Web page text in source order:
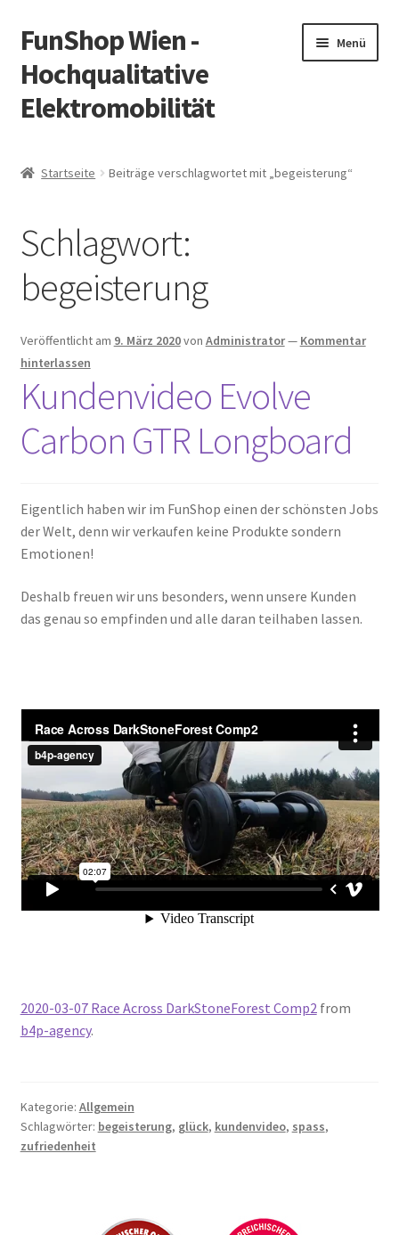
Zur
Navigation
springen
Zum
Inhalt
springen
FunShop Wien -
Hochqualitative
Elektromobilität
Menü
öffnen
Vorsicht Internetbetrug
Über FunShop
Impressum
Zum Onlineshop in der Web Version
Startseite Beiträge verschlagwortet mit „begeisterung“
Schlagwort:
begeisterung
Veröffentlicht am 9. März 2020von Administrator— Kommentar
hinterlassen
Kundenvideo Evolve
Carbon GTR Longboard
Eigentlich haben wir im FunShop einen der schönsten Jobs
der Welt, denn wir verkaufen keine Produkte sondern
Emotionen!
Deshalb freuen wir uns besonders, wenn unsere Kunden
das genau so empfinden und alle daran teilhaben lassen.
2020-03-07 Race Across DarkStoneForest Comp2 from
b4p-agency.
Kategorie: Allgemein
Schlagwörter: begeisterung, glück, kundenvideo, spass,
zufriedenheit